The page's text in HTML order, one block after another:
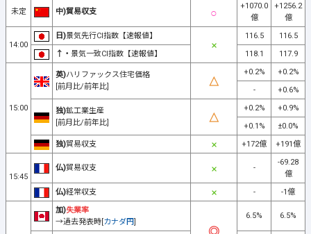
未定 中)貿易収支
+1070.0
億
+1256.2
億
14:00
日)景気先行CI指数【速報値】 116.5
116.5
↑・ 景気一致CI指数【速報値】 118.1 117.9
15:00
英)ハリファックス住宅価格
[前月比/前年比]
+0.2%
+0.2%
-
+0.6%
独)鉱工業生産
[前月比/前年比]
+0.2%
+0.9%
+0.1%
±0.0%
独)貿易収支 +172億 +191億
15:45
仏)貿易収支 -
-69.28
億
仏)経常収支 - -1億
加)失業率
→過去発表時[カナダ円]
6.5% 6.5%